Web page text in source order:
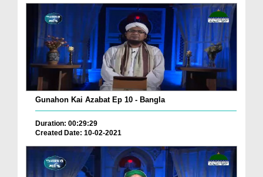
Gunahon Kai Azabat Ep 10 - Bangla
Duration: 00:29:29
Created Date: 10-02-2021